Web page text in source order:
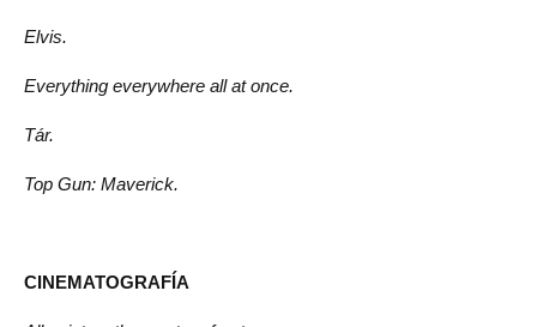
Elvis.
Everything everywhere all at once.
Tár.
Top Gun: Maverick.
CINEMATOGRAFÍA